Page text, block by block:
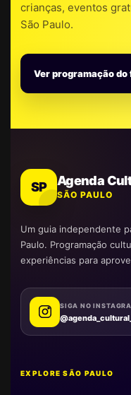
crianças, eventos
São Paulo.
Ver programação do
SP Agenda
SÃO PAULO
Um guia independente
Paulo. Programação
experiências para
SIGA NO
EXPLORE SÃO PAULO